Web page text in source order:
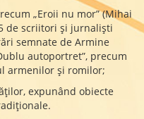
„Eroii nu mor” (Mihai
de scriitori și jurnaliști
semnate de Armine
autoportret”, precum
armenilor și romilor;
expunând obiecte